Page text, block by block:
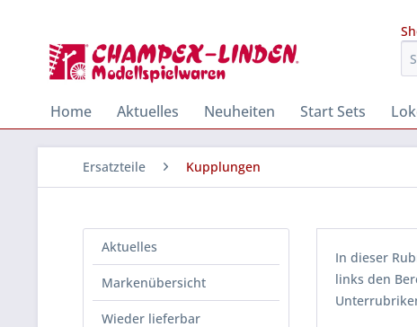
Home Aktuelles Neuheiten Start Sets
Ersatzteile Kupplungen
Aktuelles
Markenübersicht
Wieder lieferbar
In dieser
links den